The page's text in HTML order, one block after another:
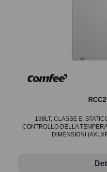
198LT, CLASSE E,
CONTROLLO DELLA
DIMENSIONI